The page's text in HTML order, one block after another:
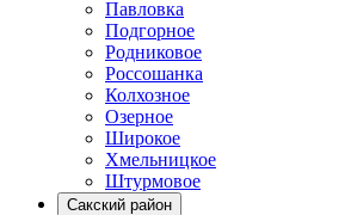
Павловка
Подгорное
Родниковое
Россошанка
Колхозное
Озерное
Широкое
Хмельницкое
Штурмовое
Сакский район